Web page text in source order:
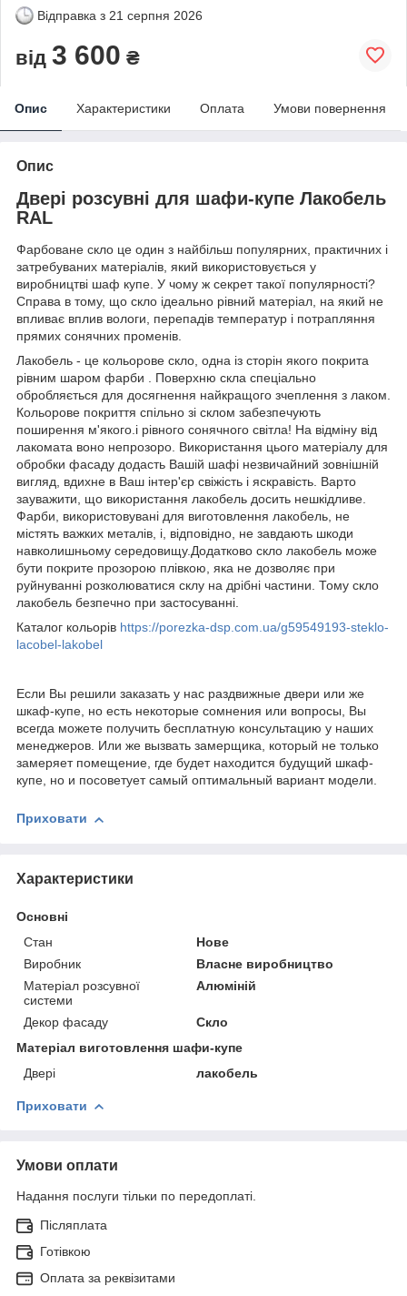
Відправка з 21 серпня 2026
від 3 600 ₴
Опис Характеристики Оплата Умови повернення
Опис
Двері розсувні для шафи-купе Лакобель
RAL
Фарбоване скло це один з найбільш популярних, практичних і
затребуваних матеріалів, який використовується у
виробництві шаф купе. У чому ж секрет такої популярності?
Справа в тому, що скло ідеально рівний матеріал, на який не
впливає вплив вологи, перепадів температур і потрапляння
прямих сонячних променів.
Лакобель - це кольорове скло, одна із сторін якого покрита
рівним шаром фарби . Поверхню скла спеціально
обробляється для досягнення найкращого зчеплення з лаком.
Кольорове покриття спільно зі склом забезпечують
поширення м'якого.і рівного сонячного світла! На відміну від
лакомата воно непрозоро. Використання цього матеріалу для
обробки фасаду додасть Вашій шафі незвичайний зовнішній
вигляд, вдихне в Ваш інтер'єр свіжість і яскравість. Варто
зауважити, що використання лакобель досить нешкідливе.
Фарби, використовувані для виготовлення лакобель, не
містять важких металів, і, відповідно, не завдають шкоди
навколишньому середовищу.Додатково скло лакобель може
бути покрите прозорою плівкою, яка не дозволяє при
руйнуванні розколюватися склу на дрібні частини. Тому скло
лакобель безпечно при застосуванні.
Каталог кольорів https://porezka-dsp.com.ua/g59549193-steklo-
lacobel-lakobel
Если Вы решили заказать у нас раздвижные двери или же
шкаф-купе, но есть некоторые сомнения или вопросы, Вы
всегда можете получить бесплатную консультацию у наших
менеджеров. Или же вызвать замерщика, который не только
замеряет помещение, где будет находится будущий шкаф-
купе, но и посоветует самый оптимальный вариант модели.
Приховати
Характеристики
Основні
Стан
Нове
Виробник
Власне виробництво
Матеріал розсувної
системи
Алюміній
Декор фасаду
Скло
Матеріал виготовлення шафи-купе
Двері
лакобель
Приховати
Умови оплати
Надання послуги тільки по передоплаті.
Післяплата
Готівкою
Оплата за реквізитами